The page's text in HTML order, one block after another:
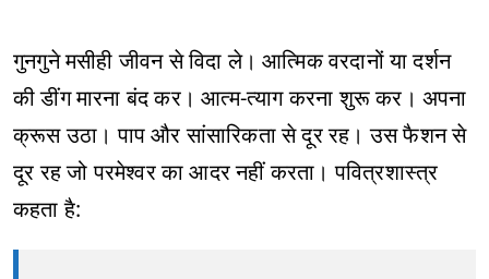
गुनगुने मसीही जीवन से विदा ले। आत्मिक वरदानों या दर्शन
की डींग मारना बंद कर। आत्म-त्याग करना शुरू कर। अपना
क्रूस उठा। पाप और सांसारिकता से दूर रह। उस फैशन से
दूर रह जो परमेश्वर का आदर नहीं करता। पवित्रशास्त्र
कहता है: